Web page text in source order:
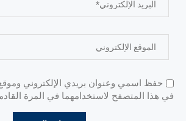
حفظ اسمي وعنوان بريدي الإلكتروني
في هذا المتصفح لاستخدامهما في المرة